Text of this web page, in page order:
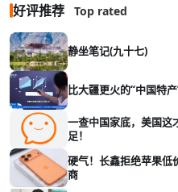
好评推荐 Top rated
静坐笔记(九十七)
比大疆更火的“中国特
一查中国家底，美国这
足！
硬气！长鑫拒绝苹果低
商